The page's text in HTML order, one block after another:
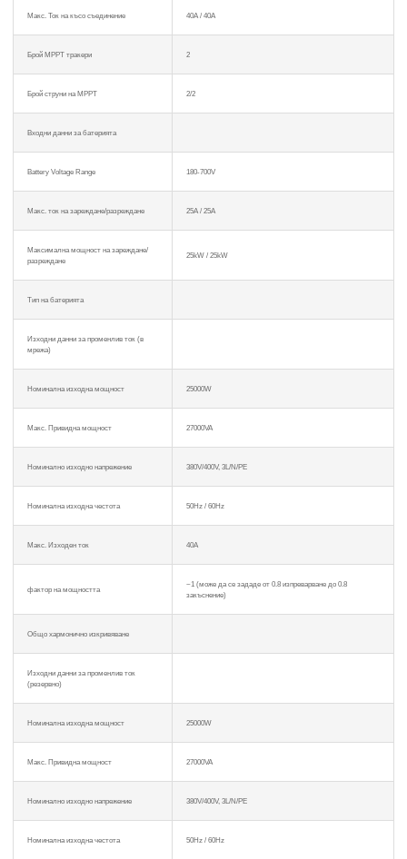
Макс. Ток на късо съединение 40A / 40A
Брой MPPT тракери 2
Брой струни на MPPT 2/2
Входни данни за батерията
Battery Voltage Range 180-700V
Макс. ток на зареждане/разреждане 25A / 25A
Максимална мощност на зареждане/
разреждане
25kW / 25kW
Тип на батерията
Изходни данни за променлив ток (в
мрежа)
Номинална изходна мощност 25000W
Макс. Привидна мощност 27000VA
Номинално изходно напрежение 380V/400V, 3L/N/PE
Номинална изходна честота 50Hz / 60Hz
Макс. Изходен ток 40A
фактор на мощността
~1 (може да се зададе от 0.8 изпреварване до 0.8
закъснение)
Общо хармонично изкривяване
Изходни данни за променлив ток
(резервно)
Номинална изходна мощност 25000W
Макс. Привидна мощност 27000VA
Номинално изходно напрежение 380V/400V, 3L/N/PE
Номинална изходна честота 50Hz / 60Hz